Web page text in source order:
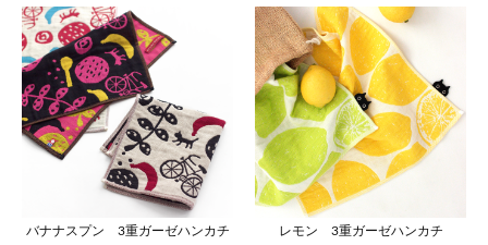
バナナスプン 3重ガーゼハンカチ
レモン 3重ガーゼハンカチ